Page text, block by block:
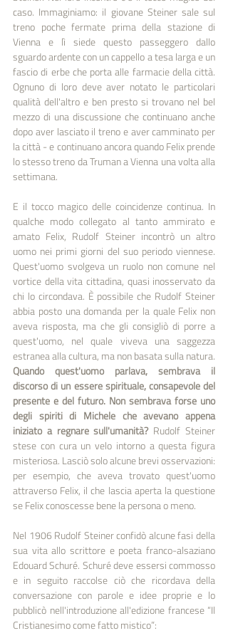
caso. Immaginiamo: il giovane Steiner sale sul
treno poche fermate prima della stazione di
Vienna e lì siede questo passeggero dallo
sguardo ardente con un cappello a tesa larga e un
fascio di erbe che porta alle farmacie della città.
Ognuno di loro deve aver notato le particolari
qualità dell'altro e ben presto si trovano nel bel
mezzo di una discussione che continuano anche
dopo aver lasciato il treno e aver camminato per
la città - e continuano ancora quando Felix prende
lo stesso treno da Truman a Vienna una volta alla
settimana.
E il tocco magico delle coincidenze continua. In
qualche modo collegato al tanto ammirato e
amato Felix, Rudolf Steiner incontrò un altro
uomo nei primi giorni del suo periodo viennese.
Quest'uomo svolgeva un ruolo non comune nel
vortice della vita cittadina, quasi inosservato da
chi lo circondava. È possibile che Rudolf Steiner
abbia posto una domanda per la quale Felix non
aveva risposta, ma che gli consigliò di porre a
quest'uomo, nel quale viveva una saggezza
Quando quest'uomo parlava, sembrava il
discorso di un essere spirituale, consapevole del
presente e del futuro. Non sembrava forse uno
degli spiriti di Michele che avevano appena
iniziato a regnare sull'umanità? Rudolf Steiner
stese con cura un velo intorno a questa figura
misteriosa. Lasciò solo alcune brevi osservazioni:
per esempio, che aveva trovato quest'uomo
attraverso Felix, il che lascia aperta la questione
se Felix conoscesse bene la persona o meno.
Nel 1906 Rudolf Steiner confidò alcune fasi della
sua vita allo scrittore e poeta franco-alsaziano
Edouard Schuré. Schuré deve essersi commosso
e in seguito raccolse ciò che ricordava della
conversazione con parole e idee proprie e lo
pubblicò nell'introduzione all'edizione francese “Il
Cristianesimo come fatto mistico”: